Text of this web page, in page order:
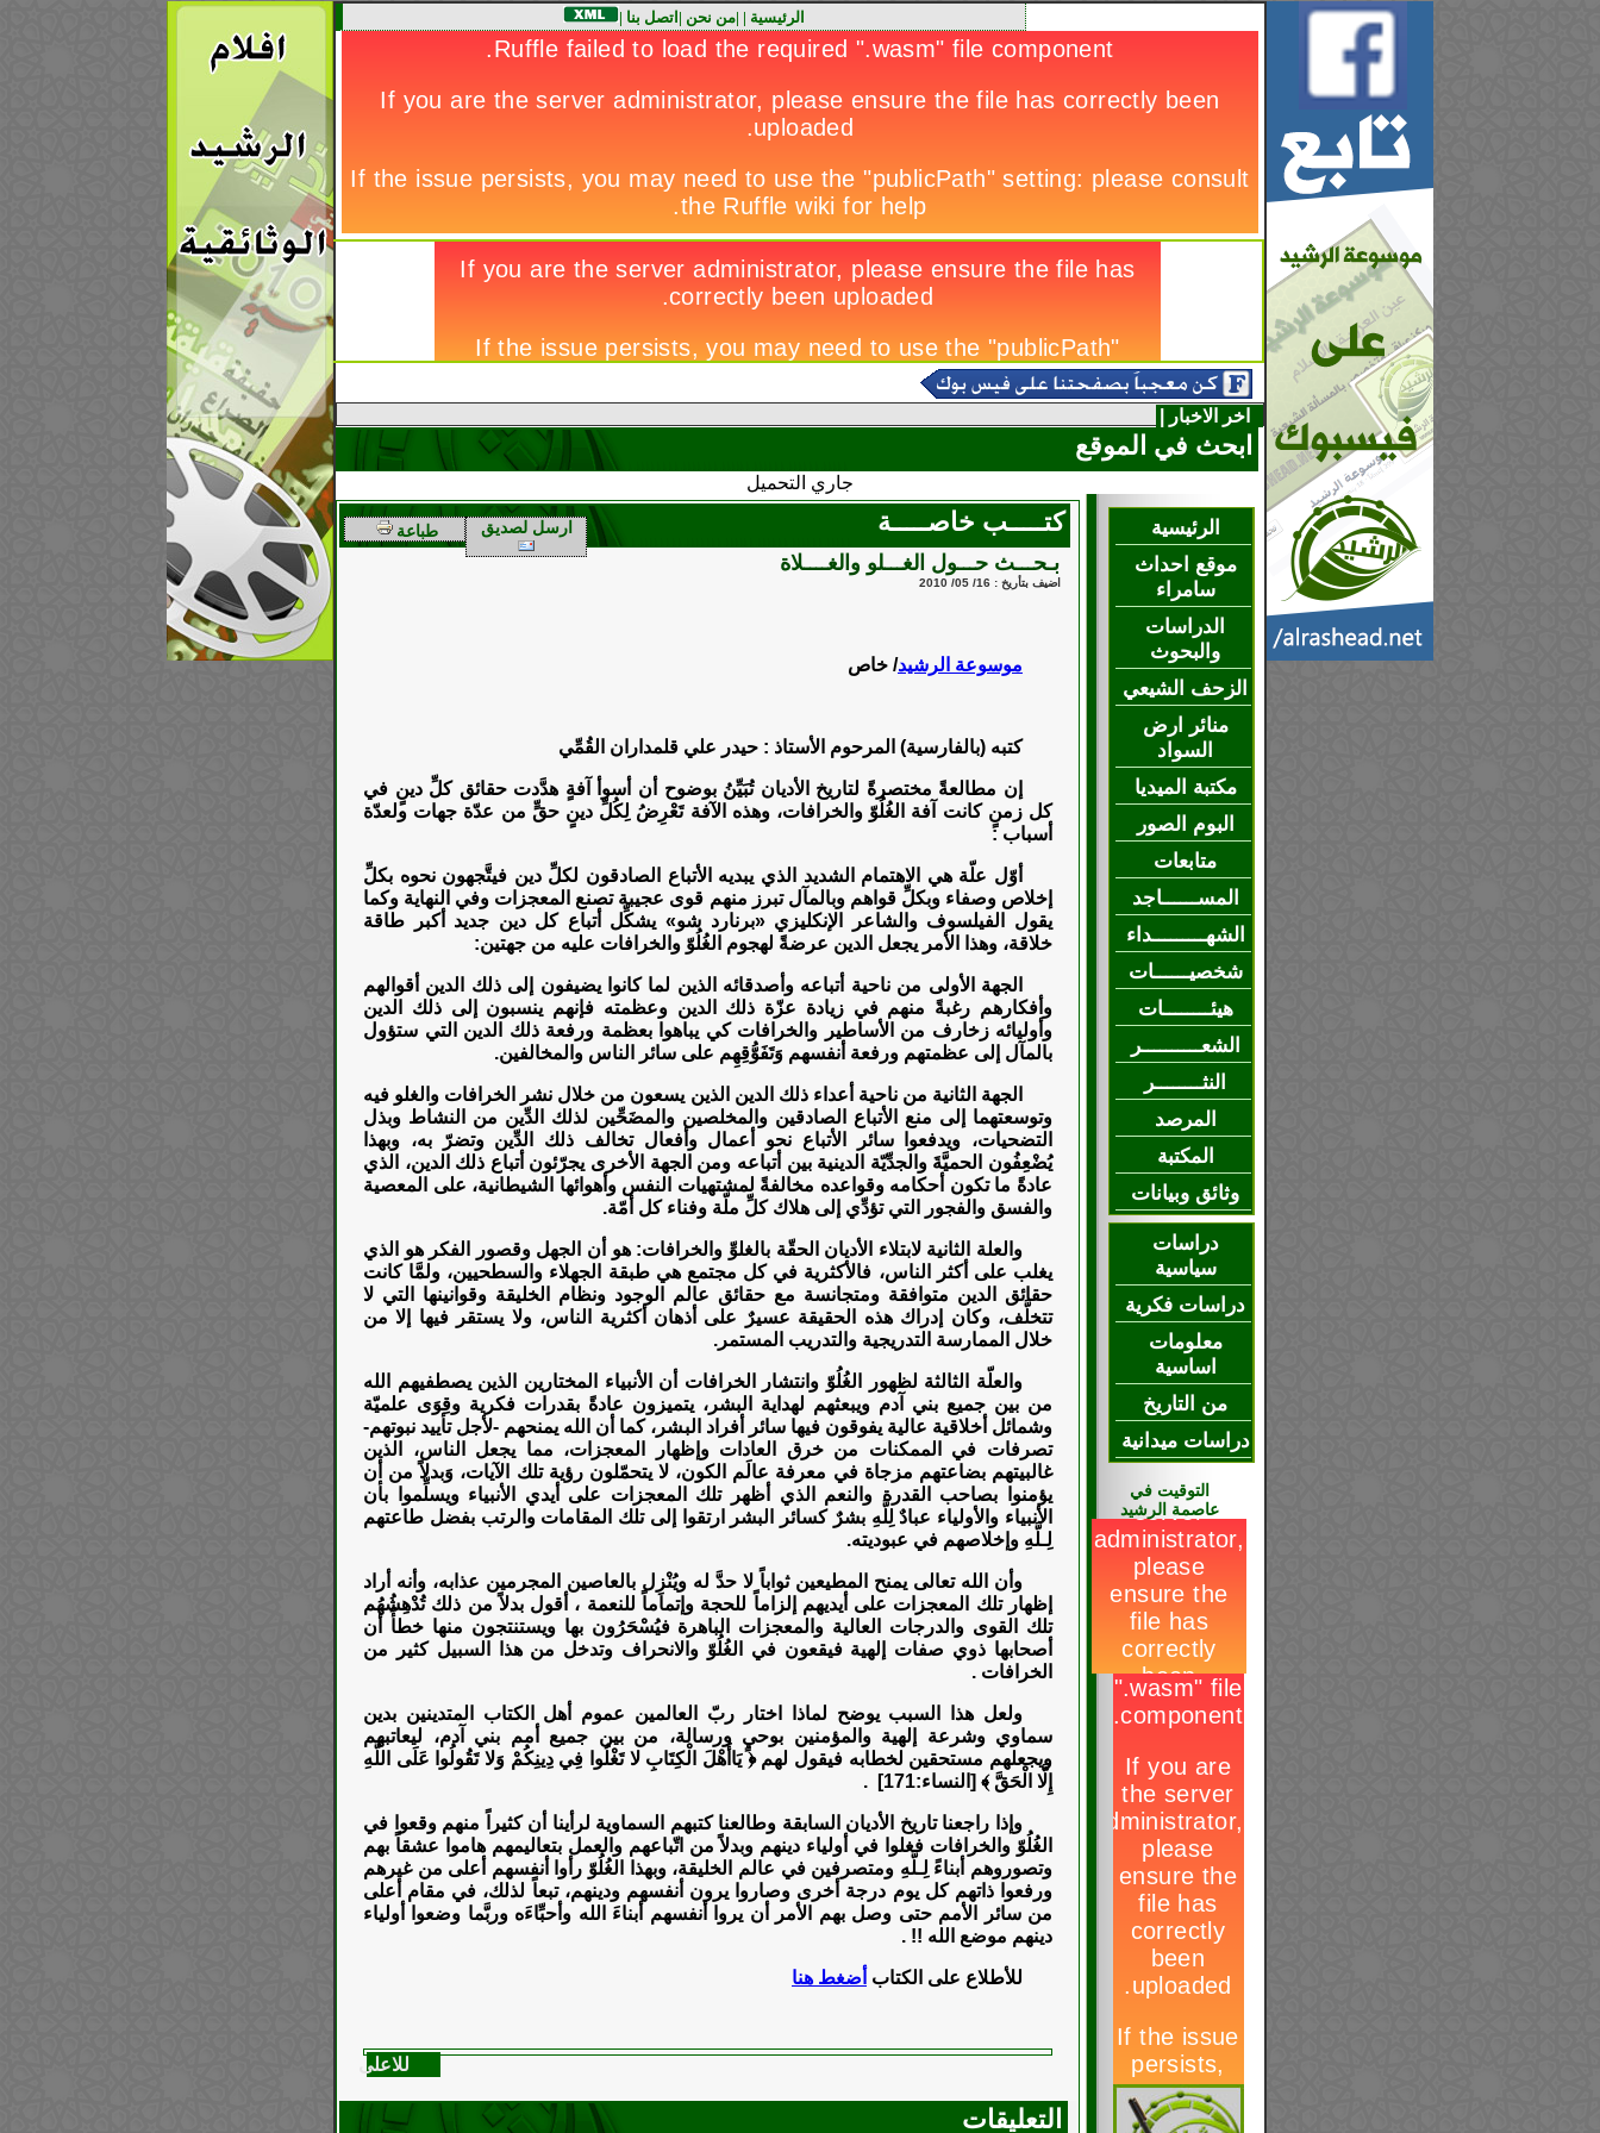
الرئيسية |
|من نحن | اتصل بنا |
اخر الاخبار | إيران تعدم 21 سجيناً سنياً بشكل جماعي
ابحث في الموقع
جاري التحميل
الرئيسية
موقع احداث
سامراء
الدراسات
والبحوث
الزحف الشيعي
منائر ارض
السواد
مكتبة الميديا
البوم الصور
متابعات
المســــــاجد
الشهـــــــــداء
شخصيــــــات
هيئــــــــات
الشعــــــــــر
النثــــــــر
المرصد
المكتبة
وثائق وبيانات
دراسات
سياسية
دراسات فكرية
معلومات
اساسية
من التاريخ
دراسات ميدانية
التوقيت في
عاصمة الرشيد
طباعة ارسل لصديق كتـــــب خاصـــــة
بـحـــث حـــول الغـــلو والغــــلاة
اضيف بتأريخ : 16/ 05/ 2010
موسوعة الرشيد/ خاص
كتبه (بالفارسية) المرحوم الأستاذ : حيدر علي قلمداران القُمِّي
إن مطالعةً مختصرةً لتاريخ الأديان تُبَيِّنُ بوضوح أن أسوأ آفةٍ هدَّدت حقائق كلِّ دينٍ في
كل زمنٍ كانت آفة الغُلُوّ والخرافات، وهذه الآفة تَعْرِضُ لِكُلِّ دينٍ حقٍّ من عدّة جهات ولعدّة
أسباب :
أوّل علّة هي الاهتمام الشديد الذي يبديه الأتباع الصادقون لكلِّ دين فيتَّجهون نحوه بكلِّ
إخلاص وصفاء وبكلِّ قواهم وبالمآل تبرز منهم قوى عجيبة تصنع المعجزات وفي النهاية وكما
يقول الفيلسوف والشاعر الإنكليزي «برنارد شو» يشكِّل أتباع كل دين جديد أكبر طاقة
خلاقة، وهذا الأمر يجعل الدين عرضةً لهجوم الغُلُوّ والخرافات عليه من جهتين:
الجهة الأولى من ناحية أتباعه وأصدقائه الذين لما كانوا يضيفون إلى ذلك الدين أقوالهم
وأفكارهم رغبةً منهم في زيادة عزّة ذلك الدين وعظمته فإنهم ينسبون إلى ذلك الدين
وأوليائه زخارف من الأساطير والخرافات كي يباهوا بعظمة ورفعة ذلك الدين التي ستؤول
بالمآل إلى عظمتهم ورفعة أنفسهم وَتَفَوُّقِهِم على سائر الناس والمخالفين.
الجهة الثانية من ناحية أعداء ذلك الدين الذين يسعون من خلال نشر الخرافات والغلو فيه
وتوسعتهما إلى منع الأتباع الصادقين والمخلصين والمضَحِّين لذلك الدِّين من النشاط وبذل
التضحيات، ويدفعوا سائر الأتباع نحو أعمال وأفعال تخالف ذلك الدِّين وتضرّ به، وبهذا
يُضْعِفُون الحميَّةَ والجدِّيّة الدينية بين أتباعه ومن الجهة الأخرى يجرّئون أتباع ذلك الدين، الذي
عادةً ما تكون أحكامه وقواعده مخالفةً لمشتهيات النفس وأهوائها الشيطانية، على المعصية
والفسق والفجور التي تؤدِّي إلى هلاك كلِّ ملّة وفناء كل أمّة.
والعلة الثانية لابتلاء الأديان الحقّة بالغلوِّ والخرافات: هو أن الجهل وقصور الفكر هو الذي
يغلب على أكثر الناس، فالأكثرية في كل مجتمع هي طبقة الجهلاء والسطحيين، ولمَّا كانت
حقائق الدين متوافقة ومتجانسة مع حقائق عالم الوجود ونظام الخليقة وقوانينها التي لا
تتخلَّف، وكان إدراك هذه الحقيقة عسيرٌ على أذهان أكثرية الناس، ولا يستقر فيها إلا من
خلال الممارسة التدريجية والتدريب المستمر.
والعلّة الثالثة لظهور الغُلُوّ وانتشار الخرافات أن الأنبياء المختارين الذين يصطفيهم الله
من بين جميع بني آدم ويبعثهم لهداية البشر، يتميزون عادةً بقدرات فكرية وقِوَى علميّة
وشمائل أخلاقية عالية يفوقون فيها سائر أفراد البشر، كما أن الله يمنحهم -لأجل تأييد نبوتهم-
تصرفات في الممكنات من خرق العادات وإظهار المعجزات، مما يجعل الناس، الذين
غالبيتهم بضاعتهم مزجاة في معرفة عالَم الكون، لا يتحمّلون رؤية تلك الآيات، وَبدلاً من أن
يؤمنوا بصاحب القدرة والنعم الذي أظهر تلك المعجزات على أيدي الأنبياء ويسلِّموا بأن
الأنبياء والأولياء عبادٌ لِلَّهِ بشرٌ كسائر البشر ارتقوا إلى تلك المقامات والرتب بفضل طاعتهم
لِـلَّهِ وإخلاصهم في عبوديته.
وأن الله تعالى يمنح المطيعين ثواباً لا حدَّ له ويُنْزِل بالعاصين المجرمين عذابه، وأنه أراد
إظهار تلك المعجزات على أيديهم إلزاماً للحجة وإتماماً للنعمة ، أقول بدلاً من ذلك تُدْهِشُهُم
تلك القوى والدرجات العالية والمعجزات الباهرة فيُسْحَرُون بها ويستنتجون منها خطأً أن
أصحابها ذوي صفات إلهية فيقعون في الغُلُوّ والانحراف وتدخل من هذا السبيل كثير من
الخرافات .
ولعل هذا السبب يوضح لماذا اختار ربّ العالمين عموم أهل الكتاب المتدينين بدين
سماوي وشرعة إلهية والمؤمنين بوحيٍ ورسالة، من بين جميع أمم بني آدم، ليعاتبهم
ويجعلهم مستحقين لخطابه فيقول لهم ﴿ يَاأَهْلَ الْكِتَابِ لا تَغْلُوا فِي دِينِكُمْ وَلا تَقُولُوا عَلَى اللَّهِ
إِلَّا الْحَقَّ ﴾ [النساء:171] .
وإذا راجعنا تاريخ الأديان السابقة وطالعنا كتبهم السماوية لرأينا أن كثيراً منهم وقعوا في
الغُلُوّ والخرافات فغلوا في أولياء دينهم وبدلاً من اتّباعهم والعمل بتعاليمهم هاموا عشقاً بهم
وتصوروهم أبناءً لِـلَّهِ ومتصرفين في عالم الخليقة، وبهذا الغُلُوّ رأوا أنفسهم أعلى من غيرهم
ورفعوا ذاتهم كل يوم درجة أخرى وصاروا يرون أنفسهم ودينهم، تبعاً لذلك، في مقام أعلى
من سائر الأمم حتى وصل بهم الأمر أن يروا أنفسهم أبناءَ الله وأحبِّاءَه وربَّما وضعوا أولياء
دينهم موضع الله !! .
للأطلاع على الكتاب أضغط هنا
للاعلى
التعليقات